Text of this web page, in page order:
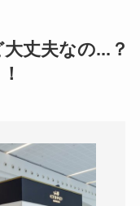
丈夫なの...？